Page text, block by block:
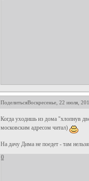
ПоделитьсяВоскресенье, 22 июля,
Когда уходишь из дома "хлопнув
московским адресом читал)
На дачу Дима не поедет - там
0